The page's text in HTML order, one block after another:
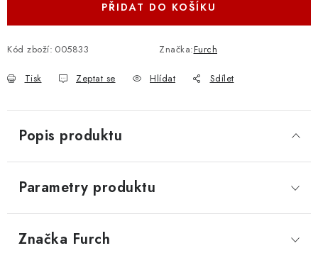
PŘIDAT DO KOŠÍKU
Kód zboží: 005833 Značka:Furch
Tisk Zeptat se Hlídat Sdílet
Popis produktu
Parametry produktu
Značka Furch